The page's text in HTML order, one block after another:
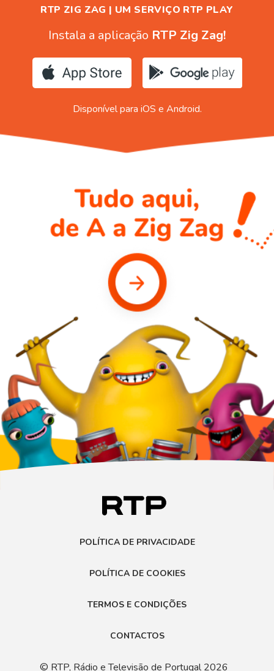
RTP ZIG ZAG | UM SERVIÇO RTP PLAY
Instala a aplicação RTP Zig Zag!
Disponível para iOS e Android.
POLÍTICA DE PRIVACIDADE
POLÍTICA DE COOKIES
TERMOS E CONDIÇÕES
CONTACTOS
© RTP, Rádio e Televisão de Portugal 2026